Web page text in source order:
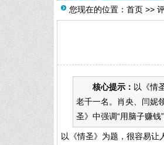
您现在的位置： 首页 >>
核心提示： 以《情
老千一名。肖央、闫妮
圣》中强调“用脑子赚
以《情圣》为题，很容易让